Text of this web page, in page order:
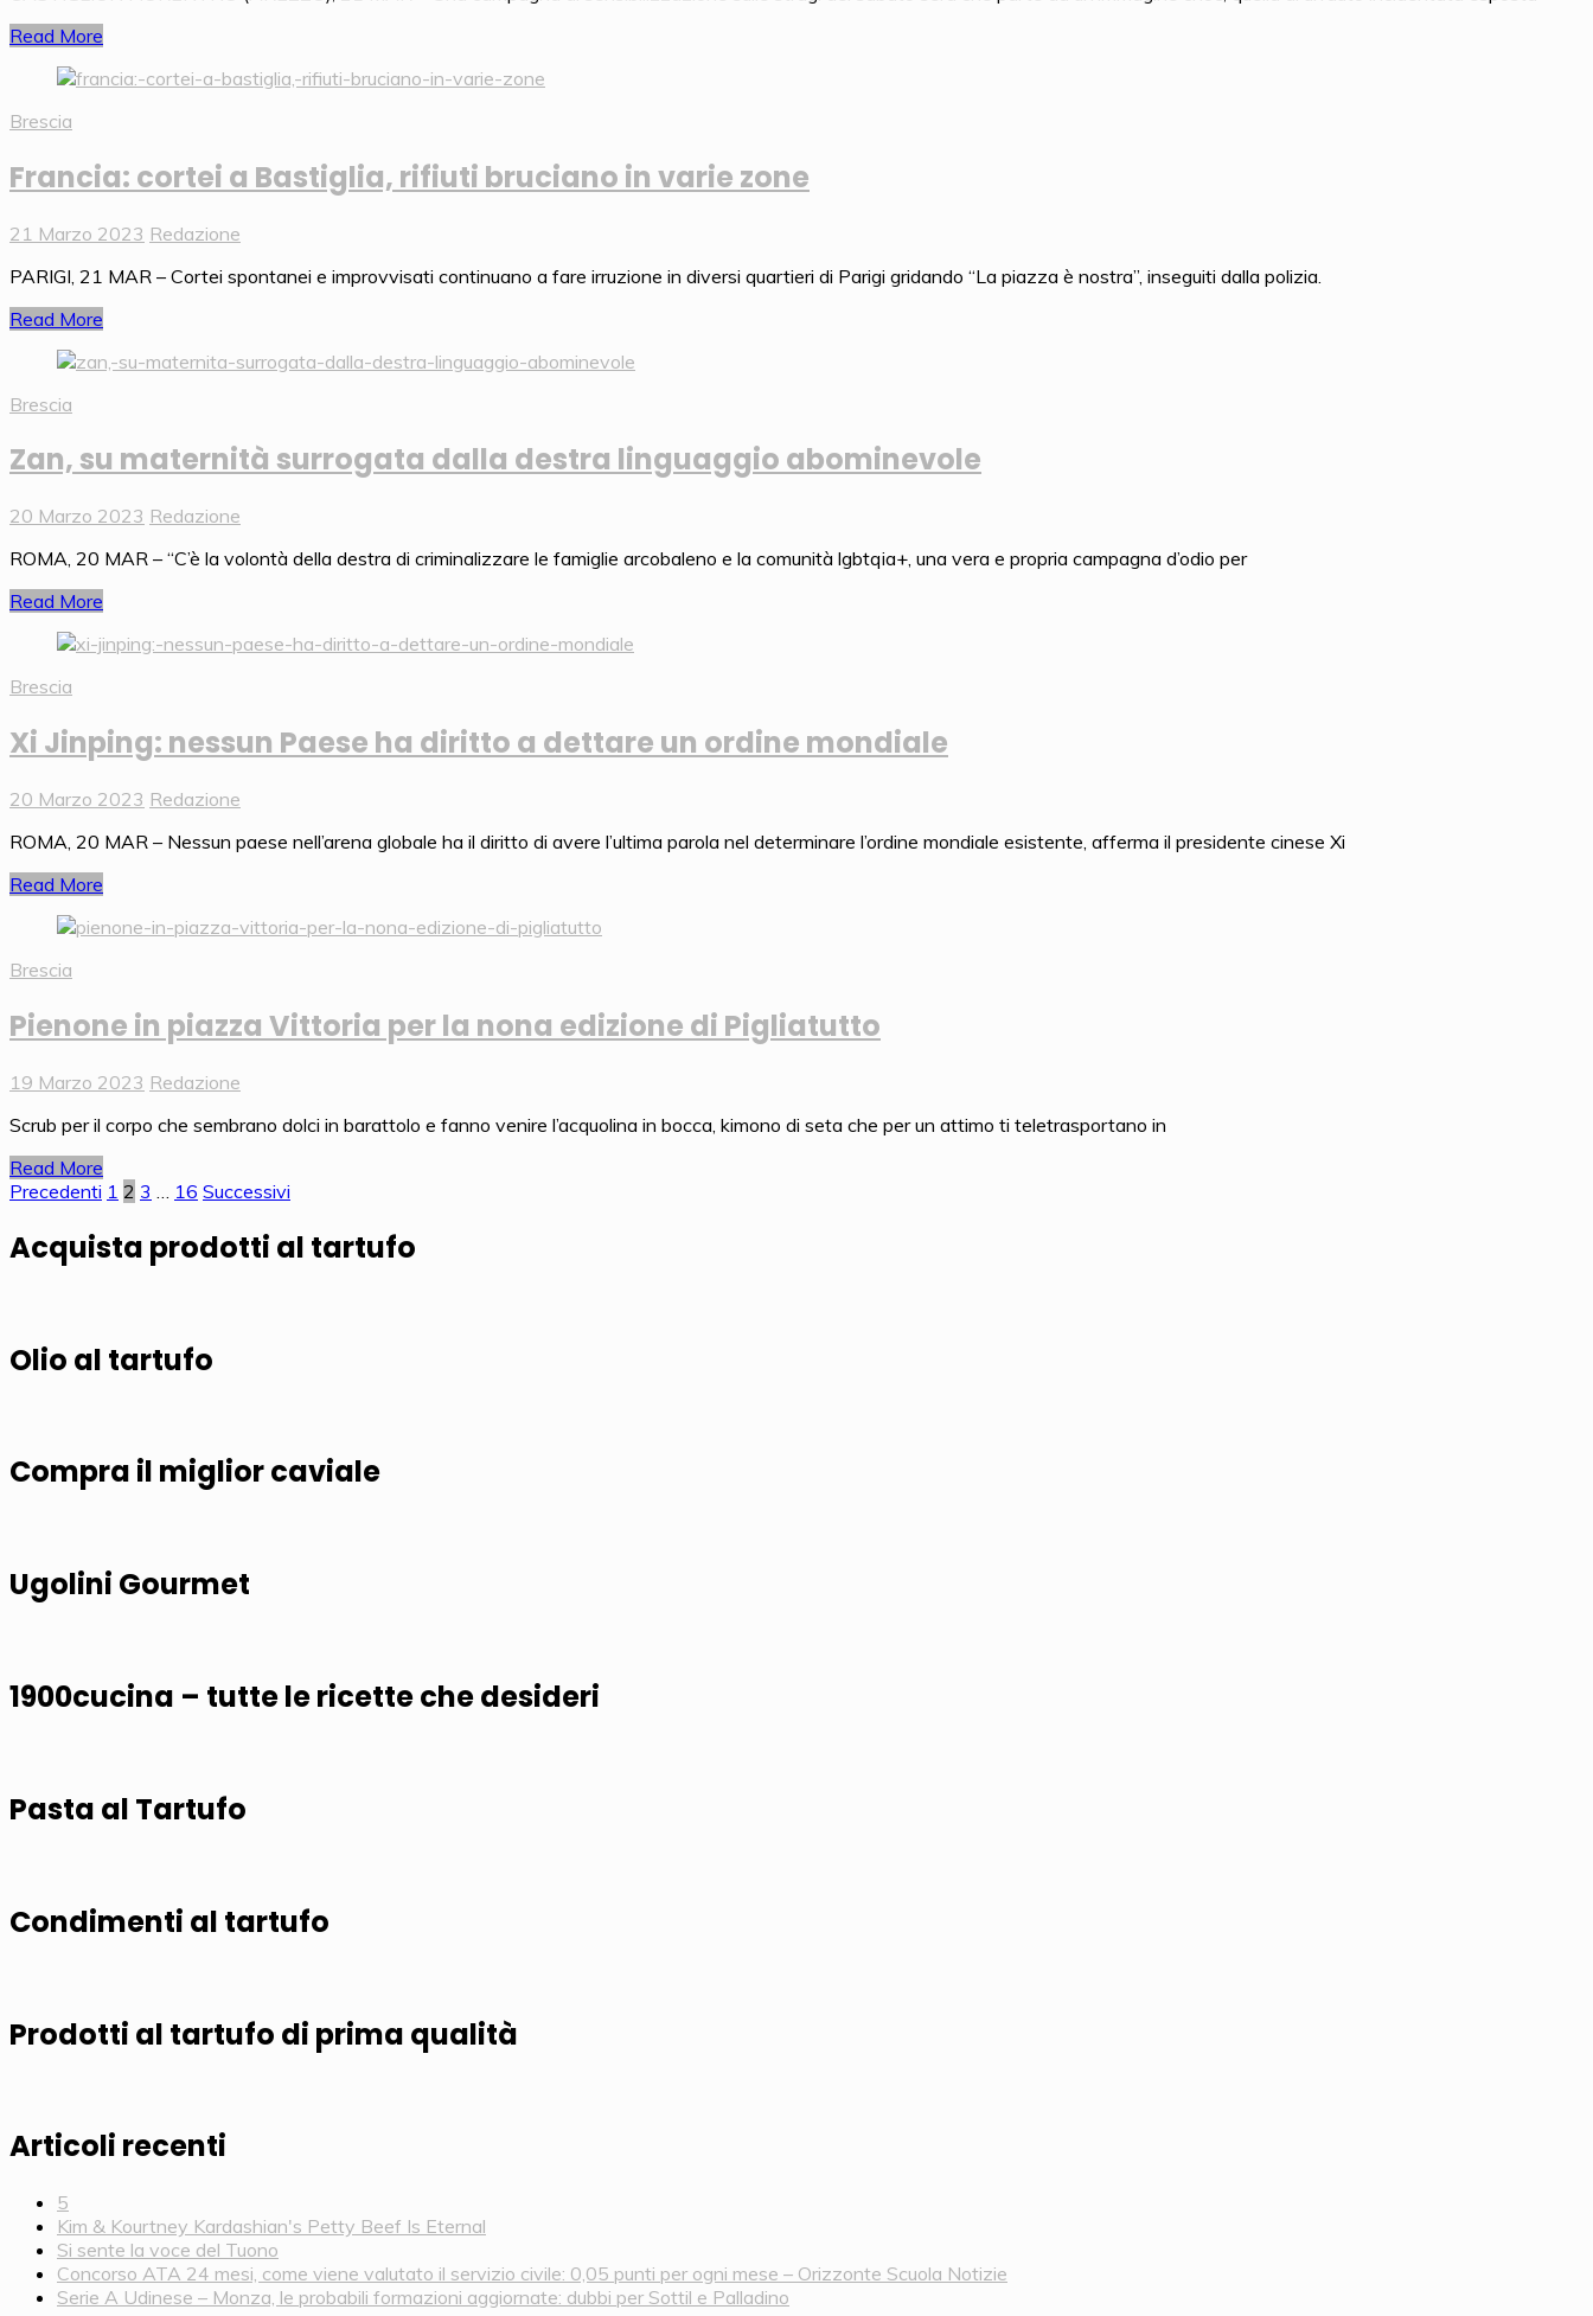
Read More
Brescia
Francia: cortei a Bastiglia, rifiuti bruciano in varie zone
21 Marzo 2023 Redazione
PARIGI, 21 MAR – Cortei spontanei e improvvisati continuano a fare irruzione in diversi quartieri di Parigi gridando “La piazza è nostra”, inseguiti dalla polizia.
Read More
Brescia
Zan, su maternità surrogata dalla destra linguaggio abominevole
20 Marzo 2023 Redazione
ROMA, 20 MAR – “C’è la volontà della destra di criminalizzare le famiglie arcobaleno e la comunità lgbtqia+, una vera e propria campagna d’odio per
Read More
Brescia
Xi Jinping: nessun Paese ha diritto a dettare un ordine mondiale
20 Marzo 2023 Redazione
ROMA, 20 MAR – Nessun paese nell’arena globale ha il diritto di avere l’ultima parola nel determinare l’ordine mondiale esistente, afferma il presidente cinese Xi
Read More
Brescia
Pienone in piazza Vittoria per la nona edizione di Pigliatutto
19 Marzo 2023 Redazione
Scrub per il corpo che sembrano dolci in barattolo e fanno venire l’acquolina in bocca, kimono di seta che per un attimo ti teletrasportano in
Read More
Navigazione
articoli
Precedenti 1 2 3 16 Successivi
Acquista prodotti al tartufo
Olio al tartufo
Compra il miglior caviale
Ugolini Gourmet
1900cucina – tutte le ricette che desideri
Pasta al Tartufo
Condimenti al tartufo
Prodotti al tartufo di prima qualità
Articoli recenti
5
Kim & Kourtney Kardashian's Petty Beef Is Eternal
Si sente la voce del Tuono
Concorso ATA 24 mesi, come viene valutato il servizio civile: 0,05 punti per ogni mese – Orizzonte Scuola Notizie
Serie A Udinese – Monza, le probabili formazioni aggiornate: dubbi per Sottil e Palladino